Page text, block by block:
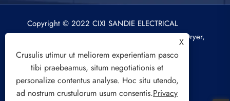
Copyright © 2022 CIXI SANDIE ELECTRICAL
APPLICANDIS CO.,LTD. Lavatio Machina, Spin Dryer,
Air Cooling Fan All Rights Reserved.
X
Crusulis utimur ut meliorem experientiam pasco
tibi praebeamus, situm negotiationis et
personalize contentus analyse. Hoc situ utendo,
ad nostrum crustulorum usum consentis.Privacy